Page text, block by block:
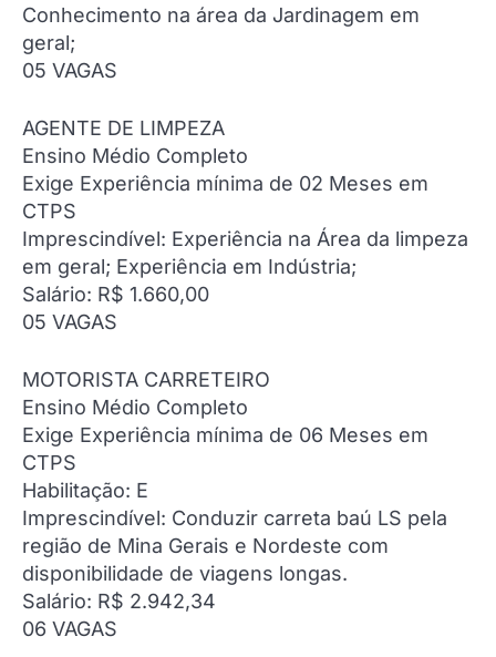
Conhecimento na área da Jardinagem em
geral;
05 VAGAS
AGENTE DE LIMPEZA
Ensino Médio Completo
Exige Experiência mínima de 02 Meses em
CTPS
Imprescindível: Experiência na Área da limpeza
em geral; Experiência em Indústria;
Salário: R$ 1.660,00
05 VAGAS
MOTORISTA CARRETEIRO
Ensino Médio Completo
Exige Experiência mínima de 06 Meses em
CTPS
Habilitação: E
Imprescindível: Conduzir carreta baú LS pela
região de Mina Gerais e Nordeste com
disponibilidade de viagens longas.
Salário: R$ 2.942,34
06 VAGAS